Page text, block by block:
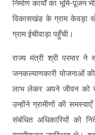
निर्माण कार्यों का भूमि-
विकासखंड के ग्राम केवड़ा
ग्राम ईचीवाड़ा पहुँची।
राज्य मंत्री श्री परमार ने
जनकल्याणकारी योजनाओं
लाभ लेकर अपने जीवन को
उन्होंने ग्रामीणों की
संबंधित अधिकारियों को